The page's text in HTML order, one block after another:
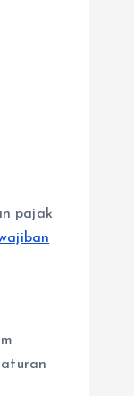
pajak
aturan